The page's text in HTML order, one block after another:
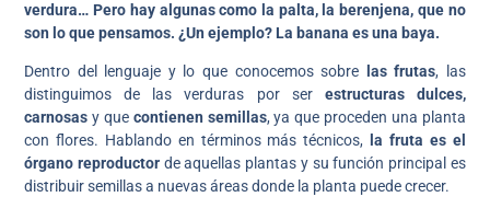
verdura… Pero hay algunas como la palta, la berenjena, que no
son lo que pensamos. ¿Un ejemplo? La banana es una baya.
Dentro del lenguaje y lo que conocemos sobre las frutas, las
distinguimos de las verduras por ser estructuras dulces,
carnosas y que contienen semillas, ya que proceden una planta
con flores. Hablando en términos más técnicos,
la fruta es el
órgano reproductor de aquellas plantas y su función principal es
distribuir semillas a nuevas áreas donde la planta puede crecer.